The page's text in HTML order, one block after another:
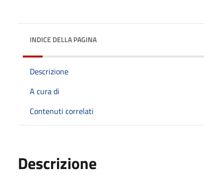
INDICE DELLA PAGINA
Descrizione
A cura di
Contenuti correlati
Descrizione